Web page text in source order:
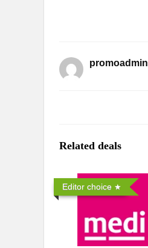
promoadmin
Related deals
Editor choice